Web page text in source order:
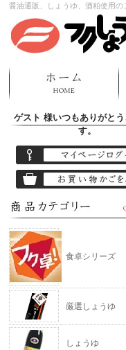
醤油通販、しょうゆ、酒粕使用
ゲスト 様いつもありがとう
す。
食卓シリーズ
厳選しょうゆ
しょうゆ